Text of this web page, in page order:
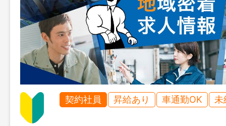
契約社員 昇給あり 車通勤OK 未